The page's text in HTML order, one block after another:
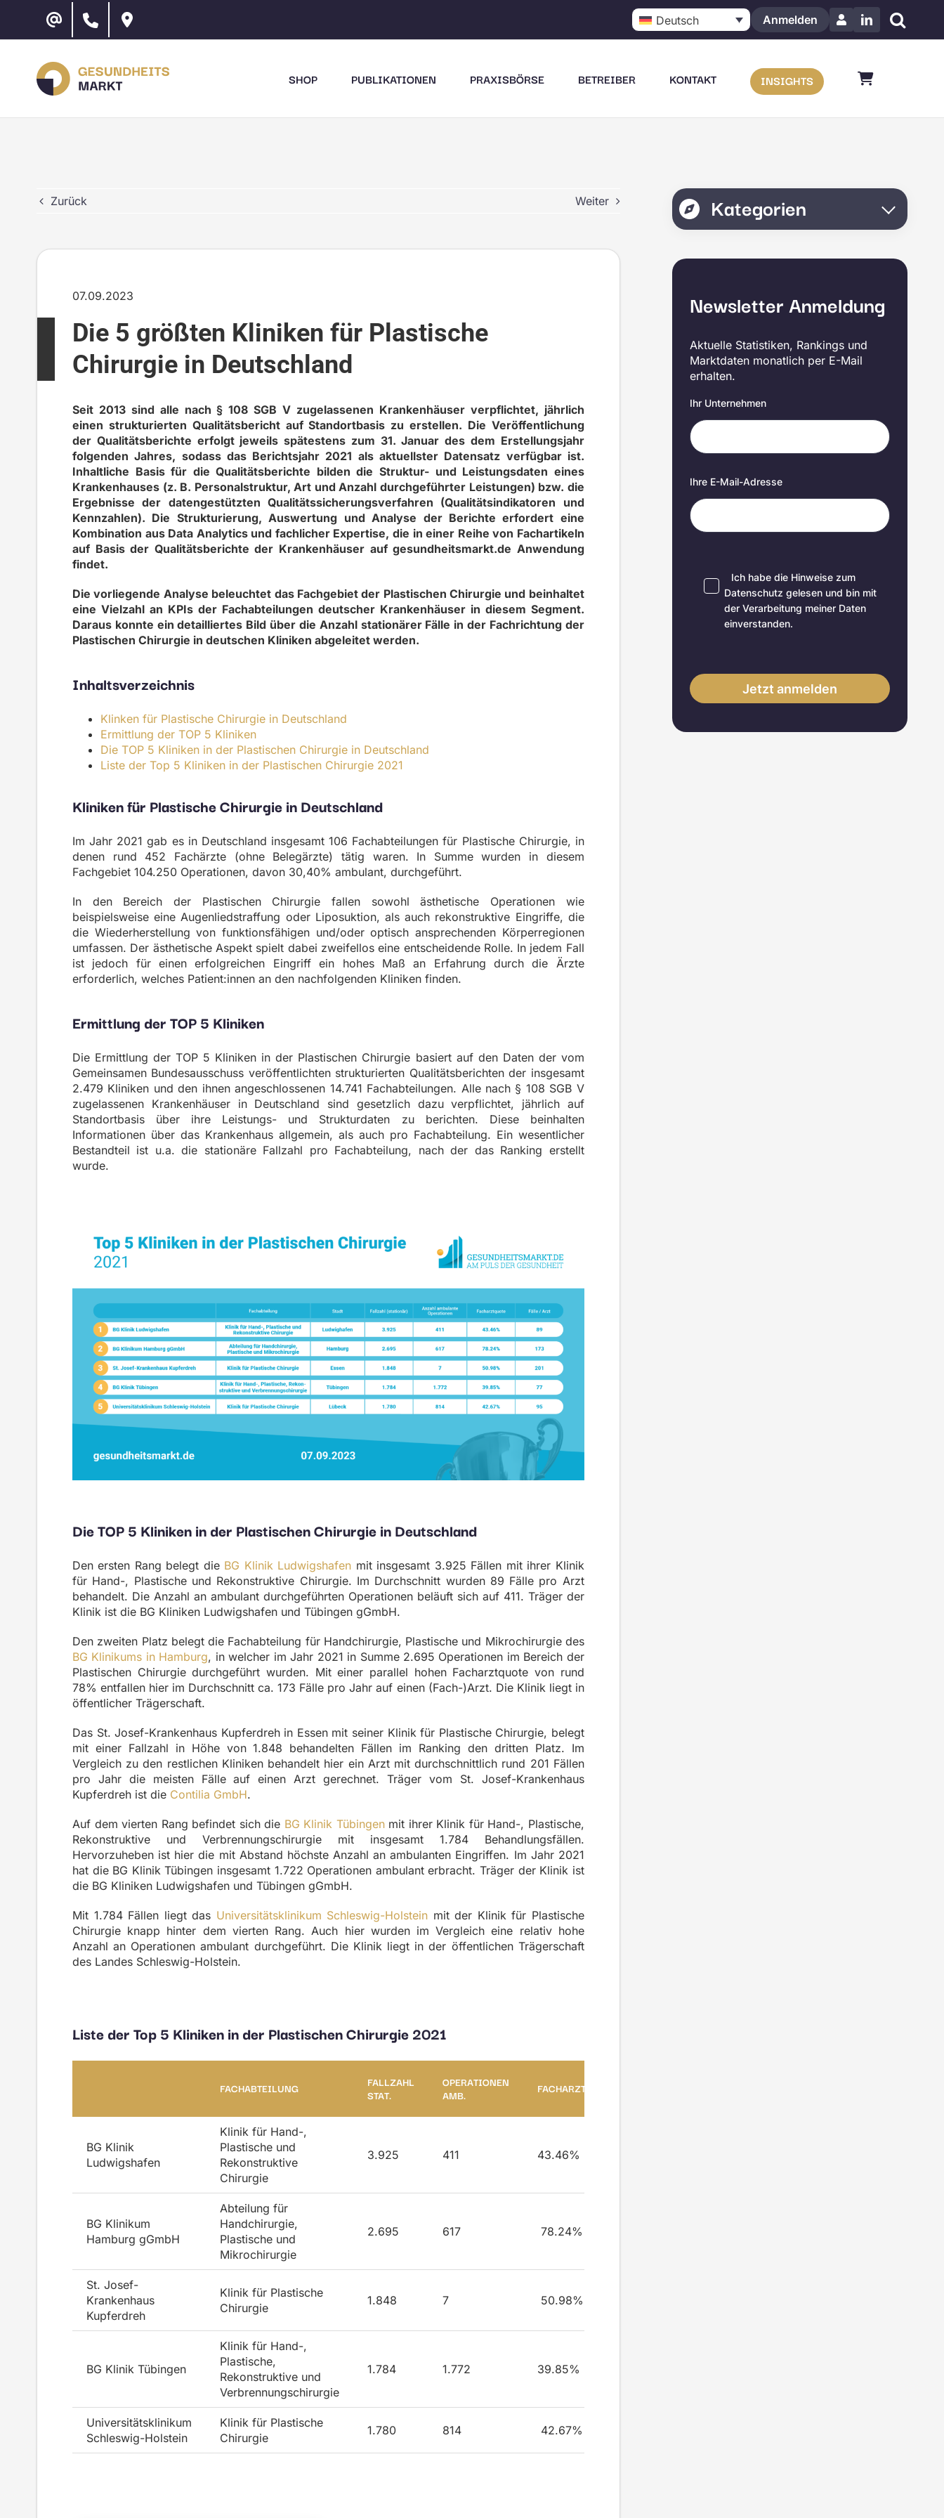
springen
Deutsch Anmelden LinkedIn
SHOP PUBLIKATIONEN PRAXISBÖRSE BETREIBER KONTAKT INSIGHTS
Zurück Weiter
07.09.2023
Die 5 größten Kliniken für Plastische
Chirurgie in Deutschland
Seit 2013 sind alle nach § 108 SGB V zugelassenen Krankenhäuser verpflichtet, jährlich
einen strukturierten Qualitätsbericht auf Standortbasis zu erstellen. Die Veröffentlichung
der Qualitätsberichte erfolgt jeweils spätestens zum 31. Januar des dem Erstellungsjahr
folgenden Jahres, sodass das Berichtsjahr 2021 als aktuellster Datensatz verfügbar ist.
Inhaltliche Basis für die Qualitätsberichte bilden die Struktur- und Leistungsdaten eines
Krankenhauses (z. B. Personalstruktur, Art und Anzahl durchgeführter Leistungen) bzw. die
Ergebnisse der datengestützten Qualitätssicherungsverfahren (Qualitätsindikatoren und
Kennzahlen). Die Strukturierung, Auswertung und Analyse der Berichte erfordert eine
Kombination aus Data Analytics und fachlicher Expertise, die in einer Reihe von Fachartikeln
auf Basis der Qualitätsberichte der Krankenhäuser auf gesundheitsmarkt.de Anwendung
findet.
Die vorliegende Analyse beleuchtet das Fachgebiet der Plastischen Chirurgie und beinhaltet
eine Vielzahl an KPIs der Fachabteilungen deutscher Krankenhäuser in diesem Segment.
Daraus konnte ein detailliertes Bild über die Anzahl stationärer Fälle in der Fachrichtung der
Plastischen Chirurgie in deutschen Kliniken abgeleitet werden.
Inhaltsverzeichnis
Klinken für Plastische Chirurgie in Deutschland
Ermittlung der TOP 5 Kliniken
Die TOP 5 Kliniken in der Plastischen Chirurgie in Deutschland
Liste der Top 5 Kliniken in der Plastischen Chirurgie 2021
Klinikenfür Plastische Chirurgiein Deutschland
Im Jahr 2021 gab es in Deutschland insgesamt 106 Fachabteilungen für Plastische Chirurgie, in
denen rund 452 Fachärzte (ohne Belegärzte) tätig waren. In Summe wurden in diesem
Fachgebiet 104.250 Operationen, davon 30,40% ambulant, durchgeführt.
In den Bereich der Plastischen Chirurgie fallen sowohl ästhetische Operationen wie
beispielsweise eine Augenliedstraffung oder Liposuktion, als auch rekonstruktive Eingriffe, die
die Wiederherstellung von funktionsfähigen und/oder optisch ansprechenden Körperregionen
umfassen. Der ästhetische Aspekt spielt dabei zweifellos eine entscheidende Rolle. In jedem Fall
ist jedoch für einen erfolgreichen Eingriff ein hohes Maß an Erfahrung durch die Ärzte
erforderlich, welches Patient:innen an den nachfolgenden Kliniken finden.
Ermittlung der TOP 5 Kliniken
Die Ermittlung der TOP 5 Kliniken in der Plastischen Chirurgie basiert auf den Daten der vom
Gemeinsamen Bundesausschuss veröffentlichten strukturierten Qualitätsberichten der insgesamt
2.479 Kliniken und den ihnen angeschlossenen 14.741 Fachabteilungen. Alle nach § 108 SGB V
zugelassenen Krankenhäuser in Deutschland sind gesetzlich dazu verpflichtet, jährlich auf
Standortbasis über ihre Leistungs- und Strukturdaten zu berichten. Diese beinhalten
Informationen über das Krankenhaus allgemein, als auch pro Fachabteilung. Ein wesentlicher
Bestandteil ist u.a. die stationäre Fallzahl pro Fachabteilung, nach der das Ranking erstellt
wurde.
Die TOP 5 Kliniken in der Plastischen Chirurgie in Deutschland
Den ersten Rang belegt die BG Klinik Ludwigshafen mit insgesamt 3.925 Fällen mit ihrer Klinik
für Hand-, Plastische und Rekonstruktive Chirurgie. Im Durchschnitt wurden 89 Fälle pro Arzt
behandelt. Die Anzahl an ambulant durchgeführten Operationen beläuft sich auf 411. Träger der
Klinik ist die BG Kliniken Ludwigshafen und Tübingen gGmbH.
Den zweiten Platz belegt die Fachabteilung für Handchirurgie, Plastische und Mikrochirurgie des
BG Klinikums in Hamburg, in welcher im Jahr 2021 in Summe 2.695 Operationen im Bereich der
Plastischen Chirurgie durchgeführt wurden. Mit einer parallel hohen Facharztquote von rund
78% entfallen hier im Durchschnitt ca. 173 Fälle pro Jahr auf einen (Fach-)Arzt. Die Klinik liegt in
öffentlicher Trägerschaft.
Das St. Josef-Krankenhaus Kupferdreh in Essen mit seiner Klinik für Plastische Chirurgie, belegt
mit einer Fallzahl in Höhe von 1.848 behandelten Fällen im Ranking den dritten Platz. Im
Vergleich zu den restlichen Kliniken behandelt hier ein Arzt mit durchschnittlich rund 201 Fällen
pro Jahr die meisten Fälle auf einen Arzt gerechnet. Träger vom St. Josef-Krankenhaus
Kupferdreh ist die Contilia GmbH.
Auf dem vierten Rang befindet sich die BG Klinik Tübingenmit ihrer Klinik für Hand-, Plastische,
Rekonstruktive und Verbrennungschirurgie mit insgesamt 1.784 Behandlungsfällen.
Hervorzuheben ist hier die mit Abstand höchste Anzahl an ambulanten Eingriffen. Im Jahr 2021
hat die BG Klinik Tübingen insgesamt 1.722 Operationen ambulant erbracht. Träger der Klinik ist
die BG Kliniken Ludwigshafen und Tübingen gGmbH.
Mit 1.784 Fällen liegt das Universitätsklinikum Schleswig-Holstein mit der Klinik für Plastische
Chirurgie knapp hinter dem vierten Rang. Auch hier wurden im Vergleich eine relativ hohe
Anzahl an Operationen ambulant durchgeführt. Die Klinik liegt in der öffentlichen Trägerschaft
des Landes Schleswig-Holstein.
Liste der Top 5 Kliniken in der Plastischen Chirurgie 2021
FACHABTEILUNG
FALLZAHL
STAT.
OPERATIONEN
AMB.
FACHARZTQUOTE
BG Klinik
Ludwigshafen
Klinik für Hand-,
Plastische und
Rekonstruktive
Chirurgie
3.925 411 43.46%
BG Klinikum
Hamburg gGmbH
Abteilung für
Handchirurgie,
Plastische und
Mikrochirurgie
2.695 617 78.24%
St. Josef-
Krankenhaus
Kupferdreh
Klinik für Plastische
Chirurgie
1.848 7 50.98%
BG Klinik Tübingen
Klinik für Hand-,
Plastische,
Rekonstruktive und
Verbrennungschirurgie
1.784 1.772 39.85%
Universitätsklinikum
Schleswig-Holstein
Klinik für Plastische
Chirurgie
1.780 814 42.67%
Kategorien
Newsletter Anmeldung
Aktuelle Statistiken, Rankings und
Marktdaten monatlich per E-Mail
erhalten.
Ihr Unternehmen
Ihre E-Mail-Adresse
Ich habe die Hinweise zum
Datenschutz gelesen und bin mit
der Verarbeitung meiner Daten
einverstanden.